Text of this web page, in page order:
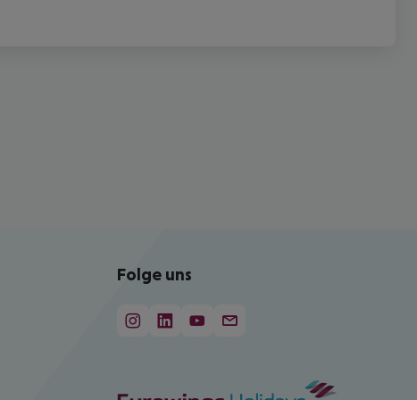
Folge uns